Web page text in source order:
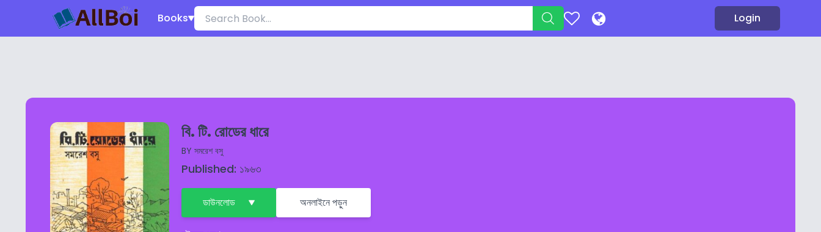
Books Login
বি. টি. রোডের ধারে
BY সমরেশ বসু
Published: ১৯৬৩
ডাউনলোড অনলাইনে পড়ুন